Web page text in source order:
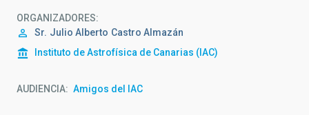
ORGANIZADORES
Sr. Julio Alberto Castro Almazán
Instituto de Astrofísica de Canarias (IAC)
AUDIENCIA Amigos del IAC